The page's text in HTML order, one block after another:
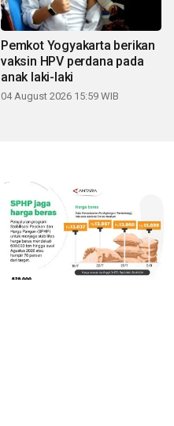
Pemkot Yogyakarta berikan
vaksin HPV perdana pada
anak laki-laki
04 August 2026 15:59 WIB